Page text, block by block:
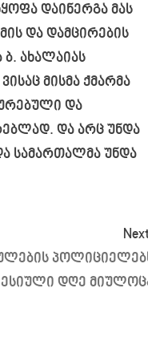
დაინერგა მას
და დამცირების
ახალაიას
მისმა ქმარმა
და
და არც უნდა
სამართალმა უნდა
დღე